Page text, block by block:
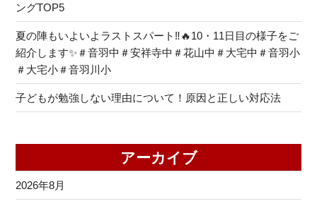
ングTOP5
夏の陣もいよいよラストスパート‼🔥10・11日目の様子をご
紹介します✨＃音羽中＃安祥寺中＃花山中＃大宅中＃音羽小
＃大宅小＃音羽川小
子どもが勉強しない理由について！原因と正しい対応法
アーカイブ
2026年8月